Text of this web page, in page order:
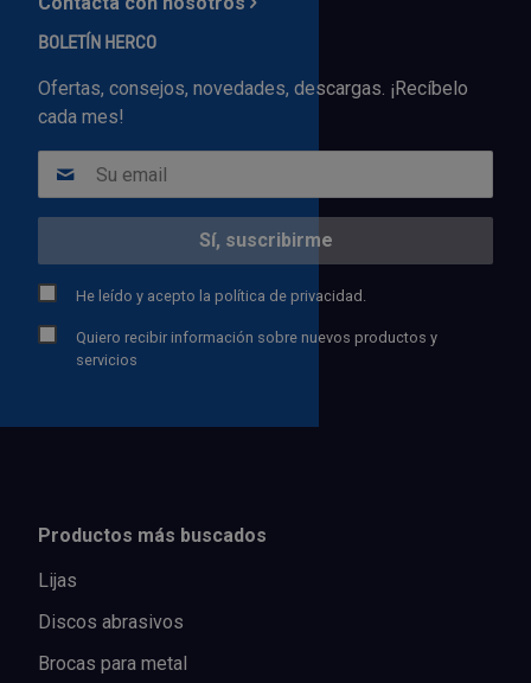
BOLETÍN HERCO
Ofertas, consejos, novedades, descargas. ¡Recíbelo
cada mes!
He leído y acepto la política de privacidad.
Quiero recibir información sobre nuevos productos y
servicios
Productos más buscados
Lijas
Discos abrasivos
Brocas para metal